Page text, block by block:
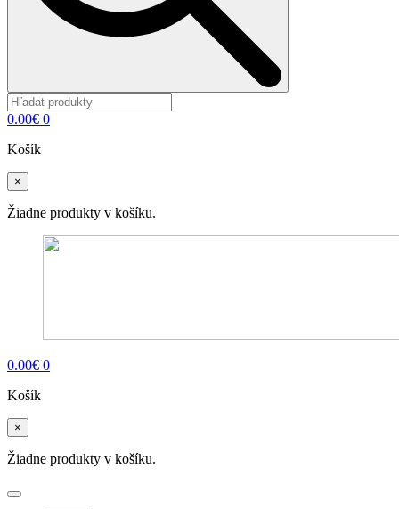
0.00€ 0
Košík
×
Žiadne produkty v košíku.
0.00€ 0
Košík
×
Žiadne produkty v košíku.